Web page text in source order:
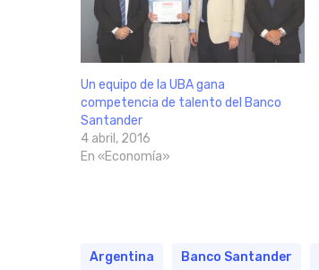
Un equipo de la UBA gana
competencia de talento del Banco
Santander
4 abril, 2016
En «Economía»
Argentina Banco Santander